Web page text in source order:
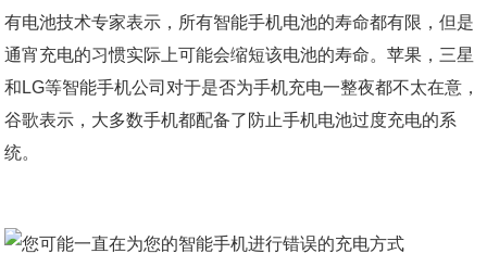
有电池技术专家表示，所有智能手机电池的寿命都有限，但是
通宵充电的习惯实际上可能会缩短该电池的寿命。苹果，三星
和LG等智能手机公司对于是否为手机充电一整夜都不太在意，
谷歌表示，大多数手机都配备了防止手机电池过度充电的系
统。